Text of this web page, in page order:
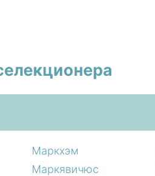
Маркхэм
Маркявичюс